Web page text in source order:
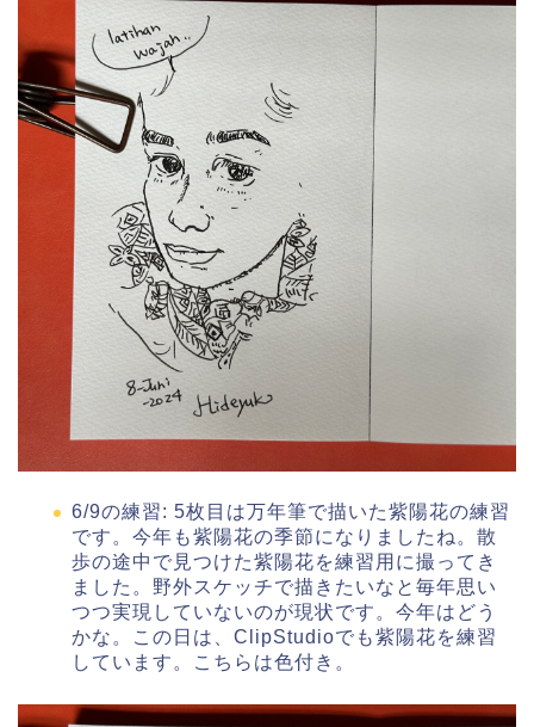
6/9の練習: 5枚目は万年筆で描いた紫陽花の練習
です。今年も紫陽花の季節になりましたね。散
歩の途中で見つけた紫陽花を練習用に撮ってき
ました。野外スケッチで描きたいなと毎年思い
つつ実現していないのが現状です。今年はどう
かな。この日は、ClipStudioでも紫陽花を練習
しています。こちらは色付き。